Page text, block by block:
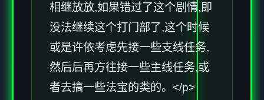
相继放放,如果错过了这个剧情,即
没法继续这个打门部了,这个时候
或是许依考虑先接一些支线任务,
然后后再方往接一些主线任务,或
者去搞一些法宝的类的。</p>